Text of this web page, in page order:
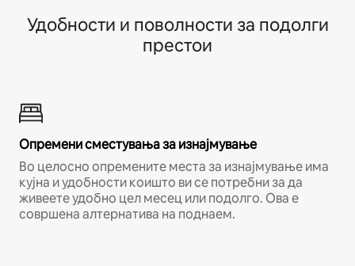
Удобности и поволности за подолги
престои
Опремени сместувања за изнајмување
Во целосно опремените места за изнајмување има
кујна и удобности коишто ви се потребни за да
живеете удобно цел месец или подолго. Ова е
совршена алтернатива на поднаем.